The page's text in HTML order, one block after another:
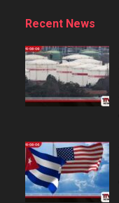
Recent News